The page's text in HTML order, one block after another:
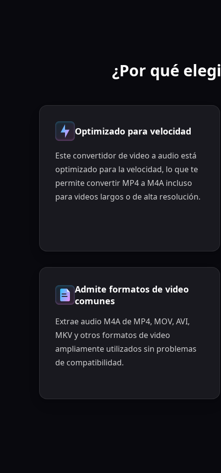
¿Por qué
Optimizado para velocidad
Este convertidor de video a audio está
optimizado para la velocidad, lo que te
permite convertir MP4 a M4A incluso
para videos largos o de alta resolución.
Admite formatos de video
comunes
Extrae audio M4A de MP4, MOV, AVI,
MKV y otros formatos de video
ampliamente utilizados sin problemas
de compatibilidad.